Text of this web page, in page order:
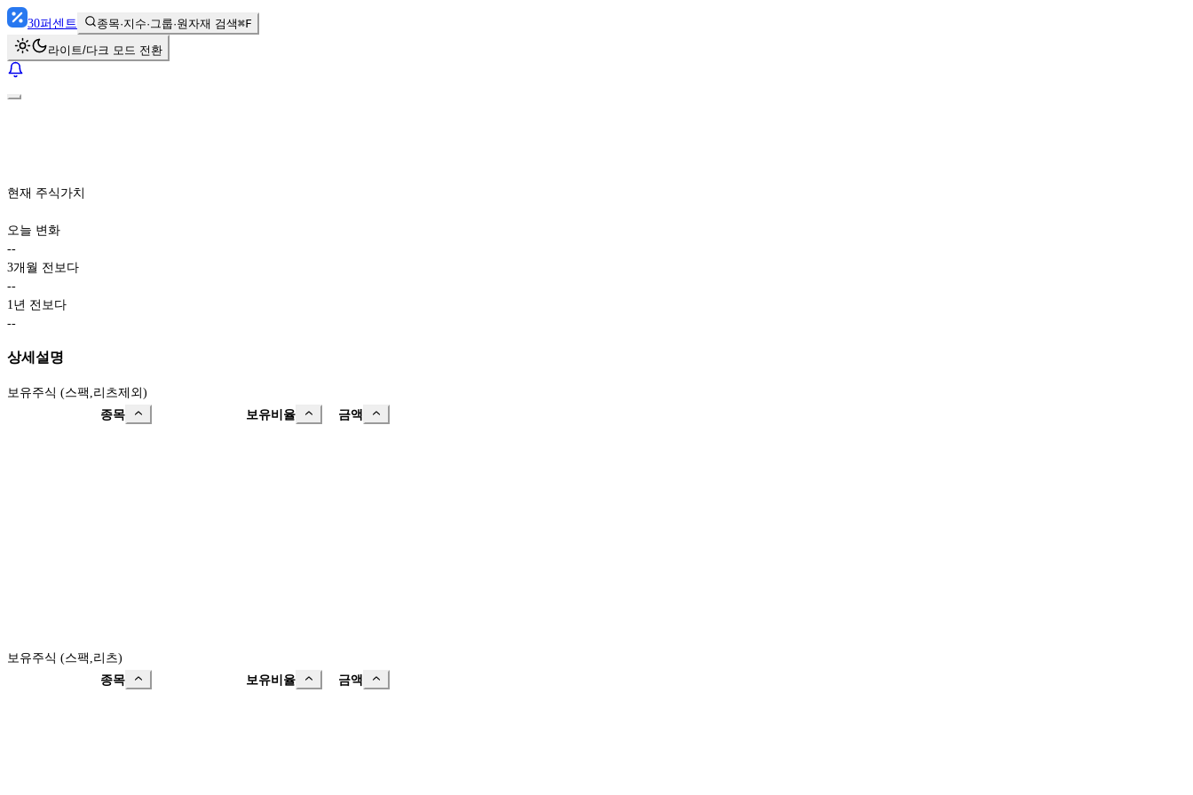
30퍼센트 종목·지수·그룹·원자재 검색⌘F
라이트/다크 모드 전환
현재 주식가치
오늘 변화
--
3개월 전보다
--
1년 전보다
--
상세설명
보유주식 (스팩,리츠제외)
종목
보유비율 금액
보유주식 (스팩,리츠)
종목
보유비율 금액